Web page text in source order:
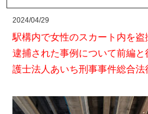
2024/04/29
駅構内で女性のスカート内を
逮捕された事例について前編
護士法人あいち刑事事件総合